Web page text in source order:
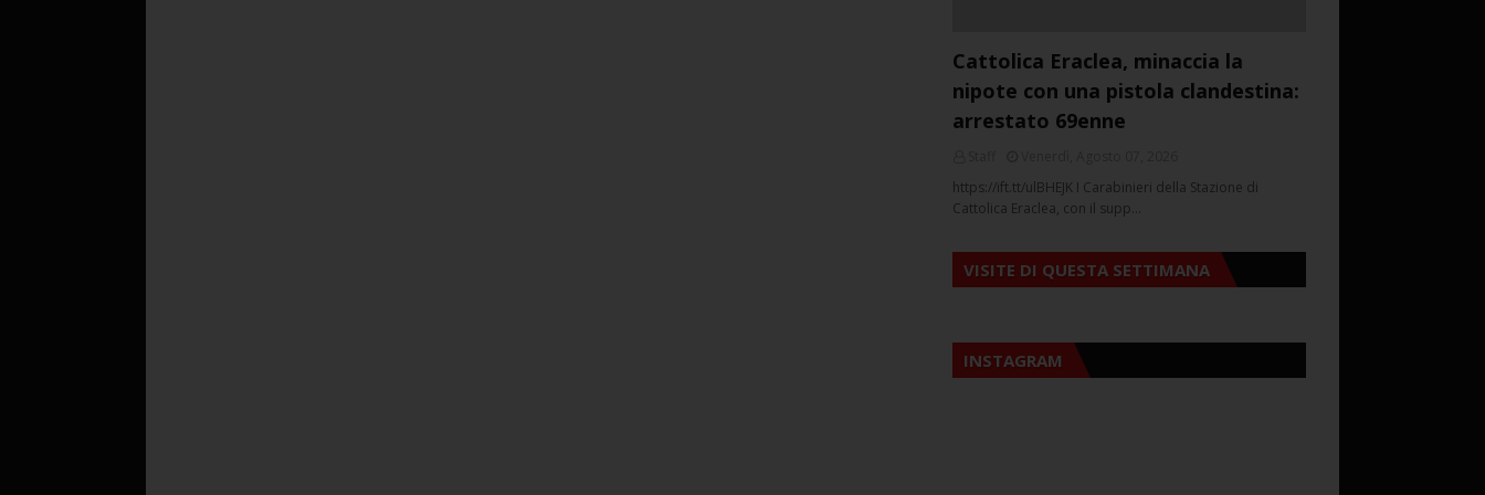
Cattolica Eraclea, minaccia la
nipote con una pistola clandestina:
arrestato 69enne
https://ift.tt/ulBHEJK I Carabinieri della Stazione di
Cattolica Eraclea, con il supp…
VISITE DI QUESTA SETTIMANA
INSTAGRAM